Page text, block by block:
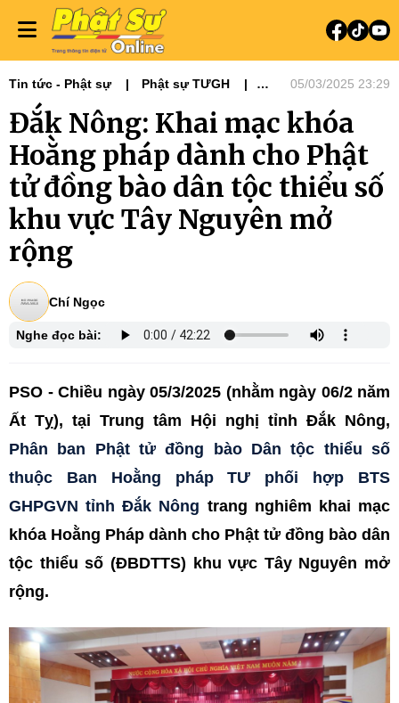
Tin tức - Phật sự
Phật sự TƯGH
Hoạt động Hoằng pháp
Tiêu điểm
13 Ban - Viện GHPGVN
Ban Hoằng pháp
Tin tức
05/03/2025 23:29
Đắk Nông: Khai mạc khóa
Hoằng pháp dành cho Phật
tử đồng bào dân tộc thiểu số
khu vực Tây Nguyên mở
rộng
Chí Ngọc
Nghe đọc bài:
PSO - Chiều ngày 05/3/2025 (nhằm ngày 06/2 năm
Ất Tỵ), tại Trung tâm Hội nghị tỉnh Đắk Nông,
Phân ban Phật tử đồng bào Dân tộc thiểu số
thuộc Ban Hoằng pháp TƯ phối hợp BTS
GHPGVN tỉnh Đắk Nông trang nghiêm khai mạc
khóa Hoằng Pháp dành cho Phật tử đồng bào dân
tộc thiểu số (ĐBDTTS) khu vực Tây Nguyên mở
rộng.